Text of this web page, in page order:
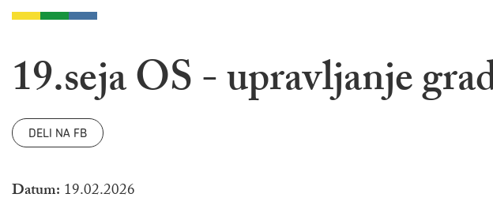
19.seja OS - upravljanje
DELI NA FB
Datum: 19.02.2026